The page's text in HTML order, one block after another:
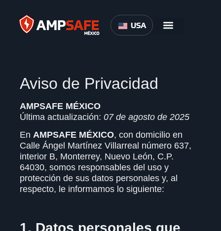
USA
Aviso de Privacidad
AMPSAFE MÉXICO
Última actualización: 07 de agosto de 2025
En AMPSAFE MÉXICO, con domicilio en
Calle Ángel Martínez Villarreal número 637,
interior B, Monterrey, Nuevo León, C.P.
64030, somos responsables del uso y
protección de sus datos personales y, al
respecto, le informamos lo siguiente:
1. Datos personales que